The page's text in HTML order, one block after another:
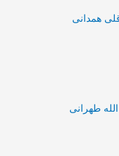
همدانی
طهرانی